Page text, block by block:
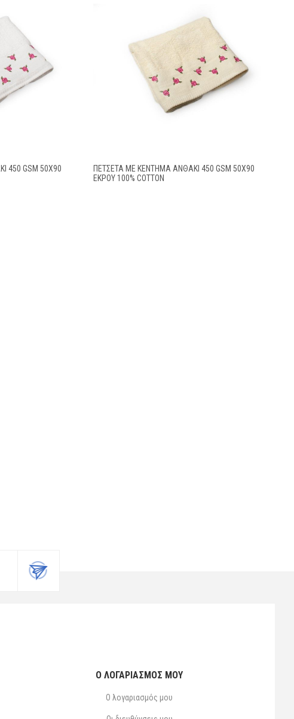
450 GSM 50X90
ΠΕΤΣΕΤΑ ΜΕ ΚΈΝΤΗΜΑ ΑΝΘΆΚΙ 450 GSM 50X90
ΕΚΡΟΎ 100% COTTON
Ο ΛΟΓΑΡΙΑΣΜΌΣ ΜΟΥ
Ο λογαριασμός μου